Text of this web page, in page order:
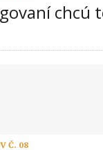
chcú
Č. 08